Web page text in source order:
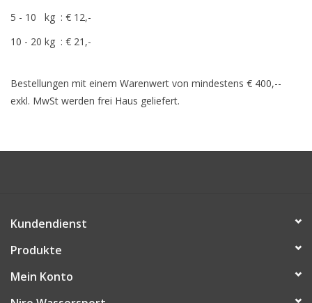
Niro Schäkel
Niro Haken
5 - 10 kg : € 12,-
10 - 20 kg : € 21,-
Bestellungen mit einem Warenwert von mindestens € 400,--
exkl. MwSt werden frei Haus geliefert.
Kundendienst
Produkte
Mein Konto